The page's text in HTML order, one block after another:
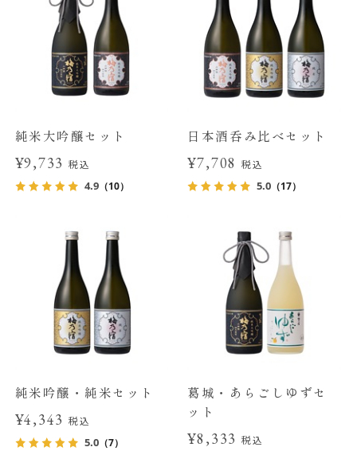
純米大吟醸セット
¥9,733税込
4.9（10）
日本酒呑み比べセット
¥7,708 税込
5.0 （17）
純米吟醸・純米セット
¥4,343税込
5.0（7）
葛城・あらごしゆずセ
ット
¥8,333 税込